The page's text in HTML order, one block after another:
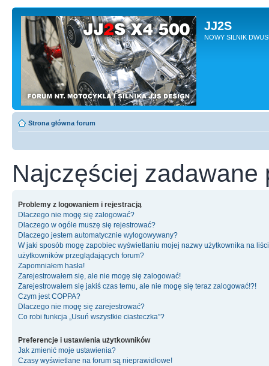
JJ2S
NOWY SILNIK
Strona główna forum
Najczęściej zadawane
Problemy z logowaniem i rejestracją
Dlaczego nie mogę się zalogować?
Dlaczego w ogóle muszę się rejestrować?
Dlaczego jestem automatycznie wylogowywany?
W jaki sposób mogę zapobiec wyświetlaniu mojej nazwy użytkownika na
użytkowników przeglądających forum?
Zapomniałem hasła!
Zarejestrowałem się, ale nie mogę się zalogować!
Zarejestrowałem się jakiś czas temu, ale nie mogę się teraz zalogować!?!
Czym jest COPPA?
Dlaczego nie mogę się zarejestrować?
Co robi funkcja „Usuń wszystkie ciasteczka”?
Preferencje i ustawienia użytkowników
Jak zmienić moje ustawienia?
Czasy wyświetlane na forum są nieprawidłowe!